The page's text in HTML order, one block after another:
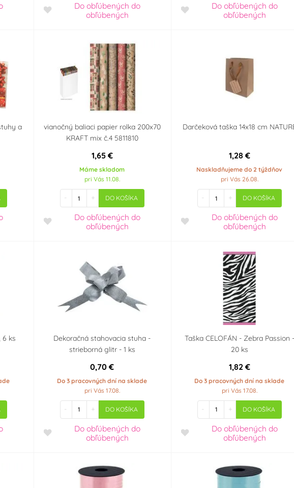
Do obľúbenýchdo
obľúbených
Do obľúbenýchdo
obľúbených
a
vianočný baliaci papier rolka 200x70
KRAFT mix č.4 5811810
1,65 €
Máme skladom
pri Vás 11.08.
- + DO KOŠÍKA
Do obľúbenýchdo
obľúbených
Darčeková taška 14x18 cm
1,28 €
Naskladňujeme do 2 týždňov
pri Vás 26.08.
- + DO KOŠÍKA
Do obľúbenýchdo
obľúbených
6 ks
Dekoračná stahovacia stuha -
strieborná glitr - 1 ks
0,70 €
Do 3 pracovných dní na sklade
pri Vás 17.08.
- + DO KOŠÍKA
Do obľúbenýchdo
obľúbených
Taška CELOFÁN - Zebra Passion -
20 ks
1,82 €
Do 3 pracovných dní na sklade
pri Vás 17.08.
- + DO KOŠÍKA
Do obľúbenýchdo
obľúbených